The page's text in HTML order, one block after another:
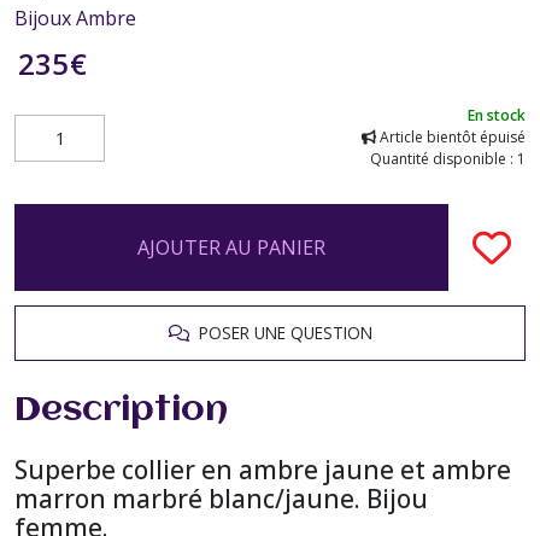
Bijoux Ambre
235€
En stock
Article bientôt épuisé
Quantité disponible : 1
AJOUTER AU PANIER
POSER UNE QUESTION
Description
Superbe collier en ambre jaune et ambre
marron marbré blanc/jaune. Bijou
femme.